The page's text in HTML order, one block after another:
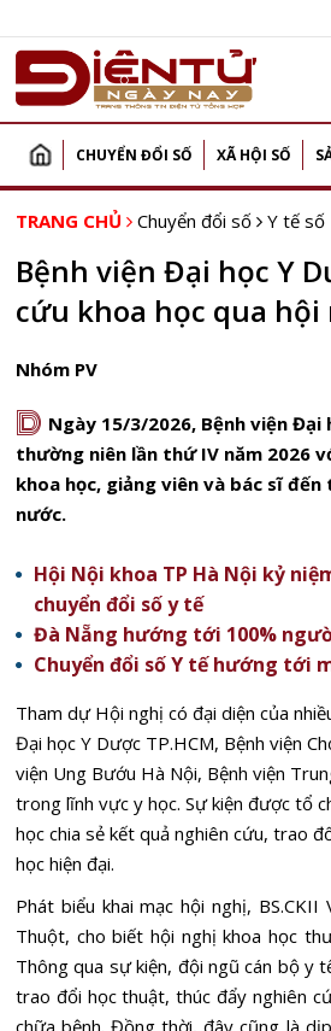
CHUYỂN ĐỔI SỐ XÃ HỘI SỐ
TRANG CHỦ Chuyển đổi số Y tế số
Bệnh viện Đại học Y
cứu khoa học qua
Nhóm PV
D Ngày 15/3/2026, Bệnh viện
thường niên lần thứ IV năm 2026
khoa học, giảng viên và bác sĩ
nước.
Hội Nội khoa TP Hà Nội kỷ
chuyển đổi số y tế
Đà Nẵng hướng tới 100%
Chuyển đổi số Y tế hướng tới
Tham dự Hội nghị có đại diện của
Đại học Y Dược TP.HCM, Bệnh viện
viện Ung Bướu Hà Nội, Bệnh viện
trong lĩnh vực y học. Sự kiện được tổ
học chia sẻ kết quả nghiên cứu, trao
học hiện đại.
Phát biểu khai mạc hội nghị,
Thuột, cho biết hội nghị khoa học
Thông qua sự kiện, đội ngũ cán bộ y
trao đổi học thuật, thúc đẩy nghiên
chữa bệnh. Đồng thời, đây cũng là